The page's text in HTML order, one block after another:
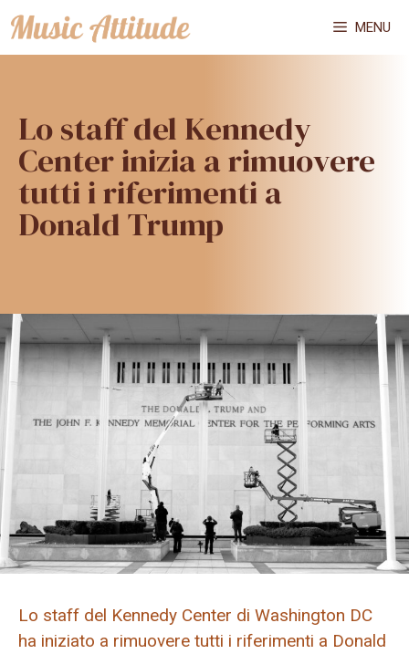
Vai
al
MENU
Lo staff del Kennedy
Center inizia a rimuovere
tutti i riferimenti a
Donald Trump
Lo staff del Kennedy Center di Washington DC
ha iniziato a rimuovere tutti i riferimenti a Donald